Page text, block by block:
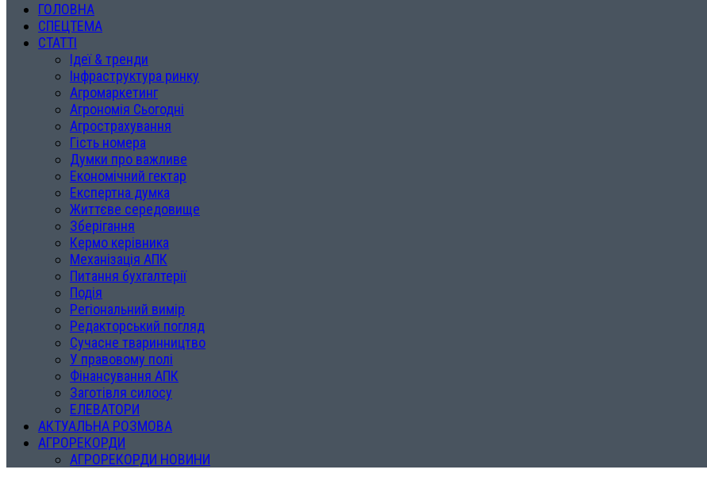
ГОЛОВНА
СПЕЦТЕМА
СТАТТІ
Ідеї & тренди
Інфраструктура ринку
Агромаркетинг
Агрономія Сьогодні
Агрострахування
Гість номера
Думки про важливе
Економічний гектар
Експертна думка
Життєве середовище
Зберігання
Кермо керівника
Механізація АПК
Питання бухгалтерії
Подія
Регіональний вимір
Редакторський погляд
Сучасне тваринництво
У правовому полі
Фінансування АПК
Заготівля силосу
ЕЛЕВАТОРИ
АКТУАЛЬНА РОЗМОВА
АГРОРЕКОРДИ
АГРОРЕКОРДИ НОВИНИ